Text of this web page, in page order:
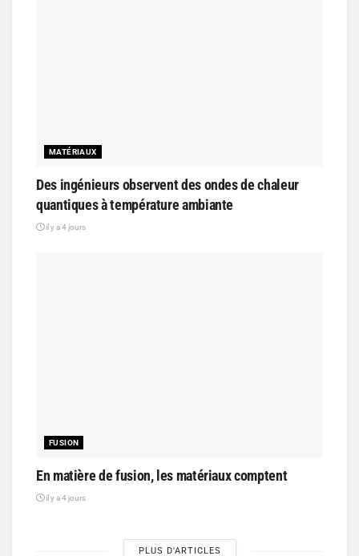
MATÉRIAUX
Des ingénieurs observent des ondes de chaleur
quantiques à température ambiante
il y a 4 jours
FUSION
En matière de fusion, les matériaux comptent
il y a 4 jours
PLUS D'ARTICLES